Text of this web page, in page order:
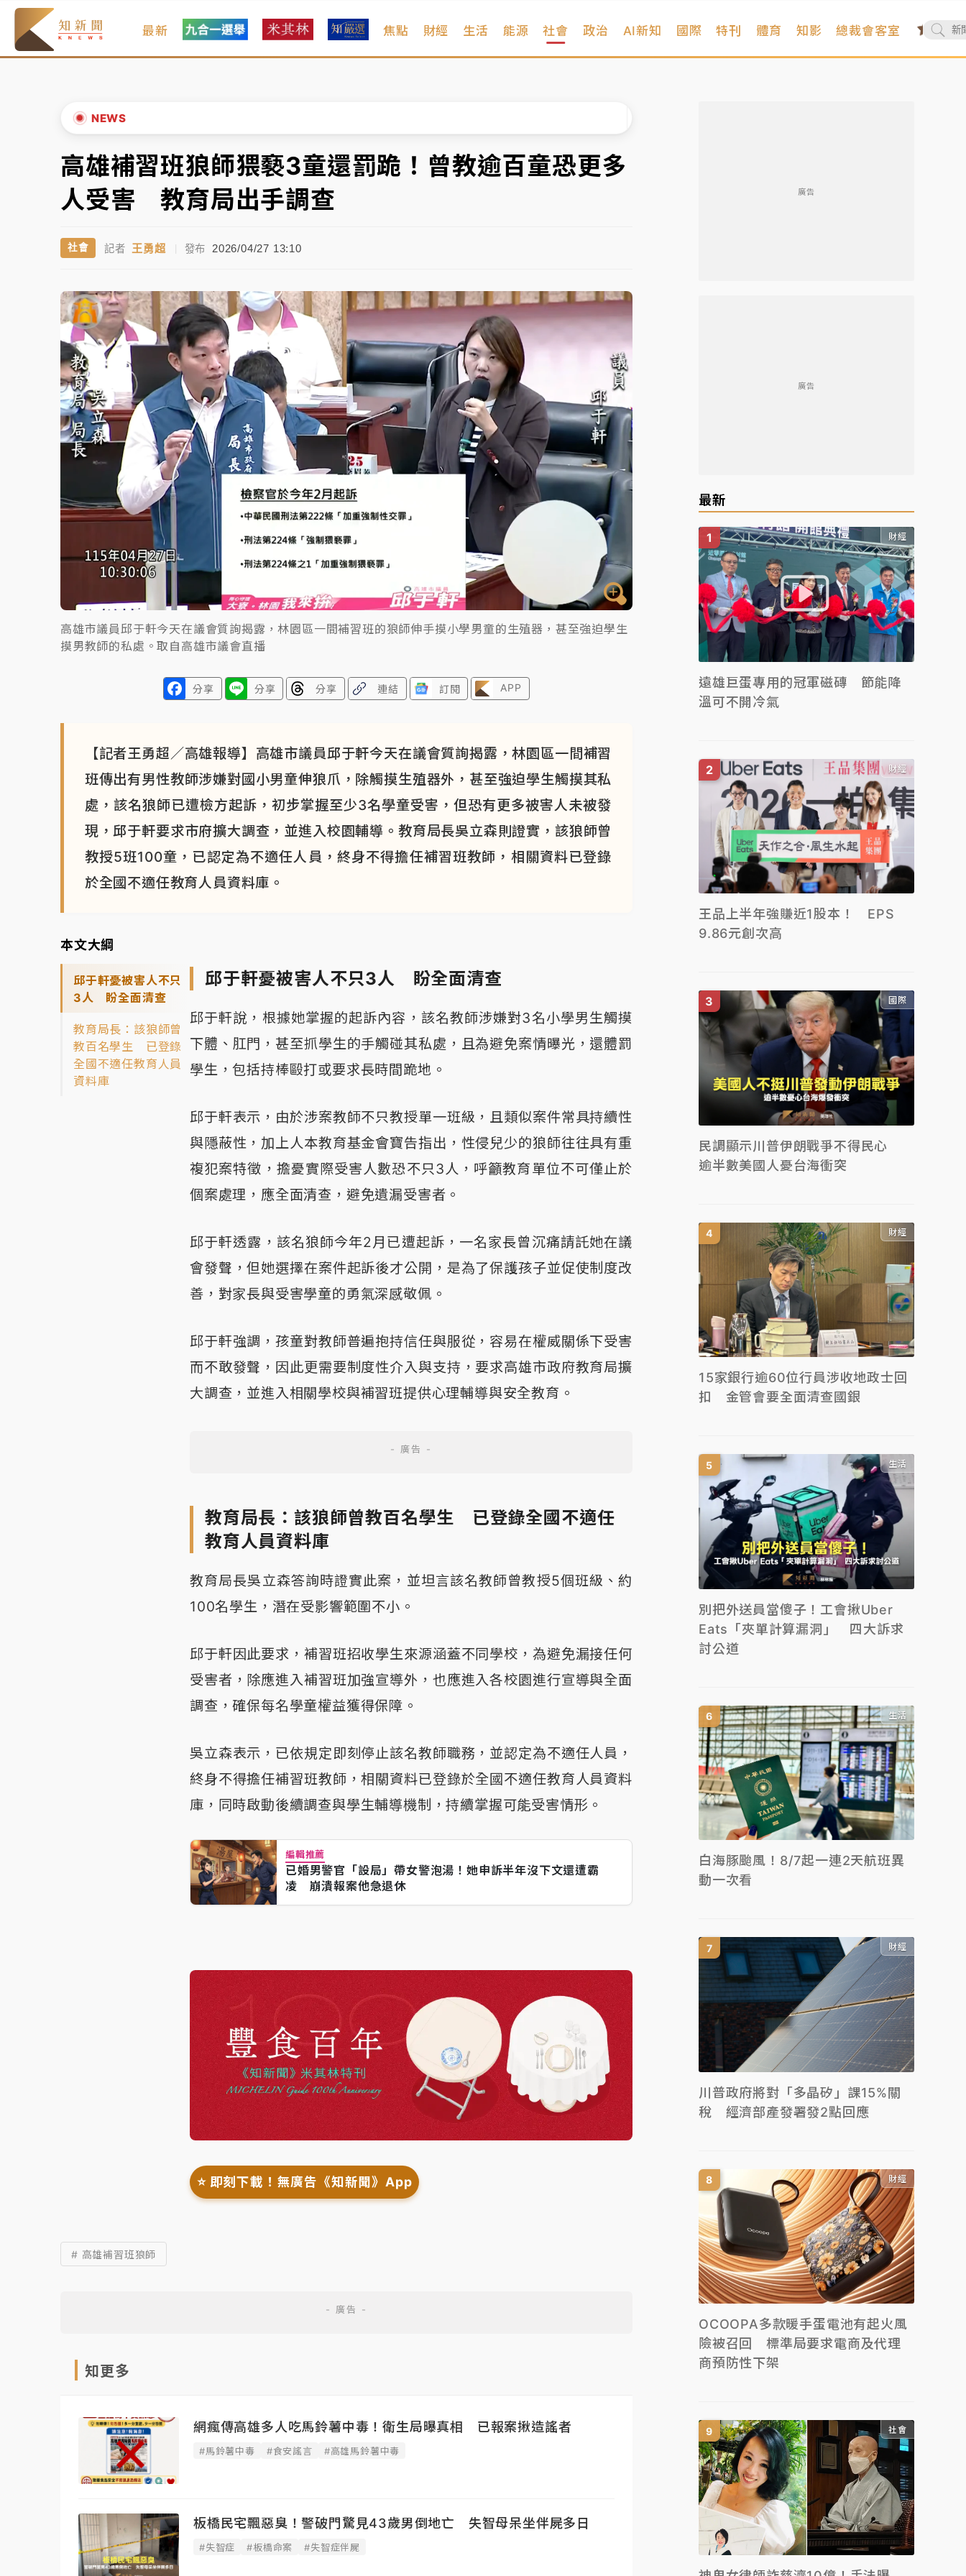
最新 焦點 財經 生活 能源 社會 政治 AI新知 國際 特刊 體育 知影 總裁會客室
NEWS
中信慈善基金會想增加董事人數！辜仲諒向法院聲請遭駁 理由曝光
故宮《龍藏經》特展第2檔！今線上預約開賣一度塞車 周六起展出延長至晚上7時
台東農業處長涉圖利渡假村！東檢抗告成功 今重開羈押庭
女律師陳昱瑄詐慈濟10億！黃金158kg遭查扣畫面曝光
中信慈善基金會想增加董事人數！辜仲諒向法院聲請遭駁 理由曝光
故宮《龍藏經》特展第2檔！今線上預約開賣一度塞車 周六起展出延長至晚上7時
台東農業處長涉圖利渡假村！東檢抗告成功 今重開羈押庭
父親節泡湯了！中颱白海豚雨彈轟3天 「紅到發紫」降雨熱區曝
▲
▼
高雄補習班狼師猥褻3童還罰跪！曾教逾百童恐更多
人受害 教育局出手調查
社會 記者 王勇超 | 發布 2026/04/27 13:10
高雄市議員邱于軒今天在議會質詢揭露，林園區一間補習班的狼師伸手摸小學男童的生殖器，甚至強迫學生
摸男教師的私處。取自高雄市議會直播
分享 分享 分享 連結 訂閱 APP
【記者王勇超／高雄報導】高雄市議員邱于軒今天在議會質詢揭露，林園區一間補習
班傳出有男性教師涉嫌對國小男童伸狼爪，除觸摸生殖器外，甚至強迫學生觸摸其私
處，該名狼師已遭檢方起訴，初步掌握至少3名學童受害，但恐有更多被害人未被發
現，邱于軒要求市府擴大調查，並進入校園輔導。教育局長吳立森則證實，該狼師曾
教授5班100童，已認定為不適任人員，終身不得擔任補習班教師，相關資料已登錄
於全國不適任教育人員資料庫。
本文大綱
邱于軒憂被害人不只
3人 盼全面清查
教育局長：該狼師曾
教百名學生 已登錄
全國不適任教育人員
資料庫
邱于軒憂被害人不只3人 盼全面清查
邱于軒說，根據她掌握的起訴內容，該名教師涉嫌對3名小學男生觸摸
下體、肛門，甚至抓學生的手觸碰其私處，且為避免案情曝光，還體罰
學生，包括持棒毆打或要求長時間跪地。
邱于軒表示，由於涉案教師不只教授單一班級，且類似案件常具持續性
與隱蔽性，加上人本教育基金會寶告指出，性侵兒少的狼師往往具有重
複犯案特徵，擔憂實際受害人數恐不只3人，呼籲教育單位不可僅止於
個案處理，應全面清查，避免遺漏受害者。
邱于軒透露，該名狼師今年2月已遭起訴，一名家長曾沉痛請託她在議
會發聲，但她選擇在案件起訴後才公開，是為了保護孩子並促使制度改
善，對家長與受害學童的勇氣深感敬佩。
邱于軒強調，孩童對教師普遍抱持信任與服從，容易在權威關係下受害
而不敢發聲，因此更需要制度性介入與支持，要求高雄市政府教育局擴
大調查，並進入相關學校與補習班提供心理輔導與安全教育。
教育局長：該狼師曾教百名學生 已登錄全國不適任
教育人員資料庫
教育局長吳立森答詢時證實此案，並坦言該名教師曾教授5個班級、約
100名學生，潛在受影響範圍不小。
邱于軒因此要求，補習班招收學生來源涵蓋不同學校，為避免漏接任何
受害者，除應進入補習班加強宣導外，也應進入各校園進行宣導與全面
調查，確保每名學童權益獲得保障。
吳立森表示，已依規定即刻停止該名教師職務，並認定為不適任人員，
終身不得擔任補習班教師，相關資料已登錄於全國不適任教育人員資料
庫，同時啟動後續調查與學生輔導機制，持續掌握可能受害情形。
編輯推薦
已婚男警官「設局」帶女警泡湯！她申訴半年沒下文還遭霸
凌 崩潰報案他急退休
⭐️ 即刻下載！無廣告《知新聞》App
# 高雄補習班狼師
知更多
網瘋傳高雄多人吃馬鈴薯中毒！衛生局曝真相 已報案揪造謠者
#馬鈴薯中毒 #食安謠言 #高雄馬鈴薯中毒
板橋民宅飄惡臭！警破門驚見43歲男倒地亡 失智母呆坐伴屍多日
#失智症 #板橋命案 #失智症伴屍
廣告
廣告
最新
財經
遠雄巨蛋專用的冠軍磁磚 節能降
溫可不開冷氣
財經
王品上半年強賺近1股本！ EPS
9.86元創次高
國際
民調顯示川普伊朗戰爭不得民心
逾半數美國人憂台海衝突
財經
15家銀行逾60位行員涉收地政士回
扣 金管會要全面清查國銀
生活
別把外送員當傻子！工會揪Uber
Eats「夾單計算漏洞」 四大訴求
討公道
生活
白海豚颱風！8/7起一連2天航班異
動一次看
財經
川普政府將對「多晶矽」課15%關
稅 經濟部產發署發2點回應
財經
OCOOPA多款暖手蛋電池有起火風
險被召回 標準局要求電商及代理
商預防性下架
社會